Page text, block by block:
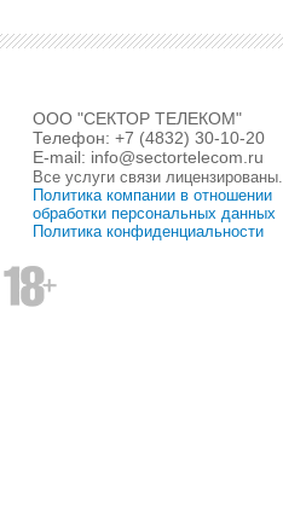
ООО "СЕКТОР ТЕЛЕКОМ"
Телефон: +7 (4832) 30-10-20
E-mail: info@sectortelecom.ru
Все услуги связи лицензированы.
Политика компании в отношении
обработки персональных данных
Политика конфиденциальности